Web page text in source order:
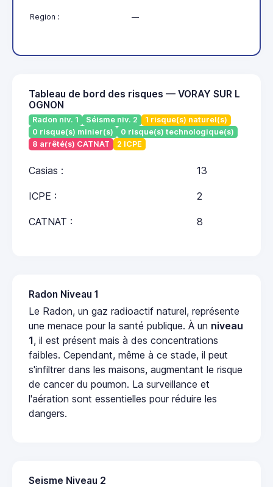
Region : —
Tableau de bord des risques — VORAY SUR L
OGNON
Radon niv. 1 Séisme niv. 2
1 risque(s) naturel(s)
0 risque(s) minier(s)
0 risque(s) technologique(s)
8 arrêté(s) CATNAT
2 ICPE
Casias : 13
ICPE : 2
CATNAT : 8
Radon Niveau 1
Le Radon, un gaz radioactif naturel, représente
une menace pour la santé publique. À un niveau
1, il est présent mais à des concentrations
faibles. Cependant, même à ce stade, il peut
s'infiltrer dans les maisons, augmentant le risque
de cancer du poumon. La surveillance et
l'aération sont essentielles pour réduire les
dangers.
Seisme Niveau 2